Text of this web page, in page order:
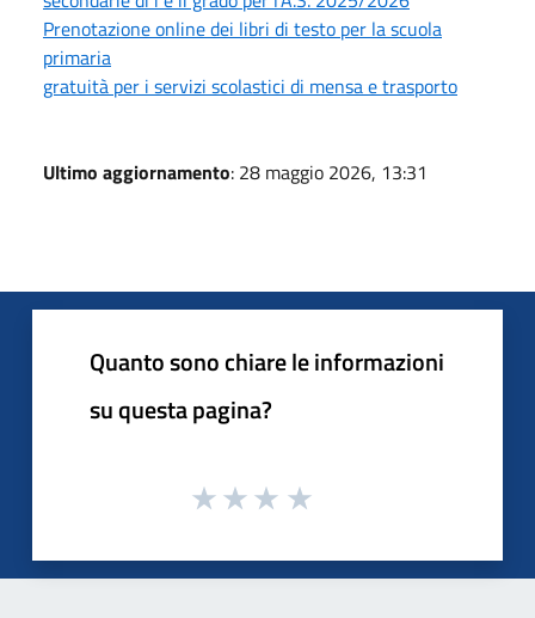
Prenotazione online dei libri di testo per la scuola
primaria
gratuità per i servizi scolastici di mensa e trasporto
Ultimo aggiornamento: 28 maggio 2026, 13:31
Quanto sono chiare le informazioni
su questa pagina?